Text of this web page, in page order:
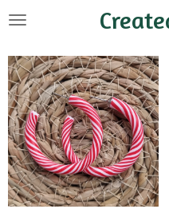
Ga
naar
de
hoofdinhoud